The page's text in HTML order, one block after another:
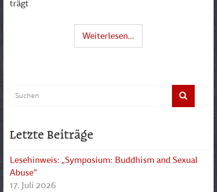
trägt
Weiterlesen…
Letzte Beiträge
Lesehinweis: „Symposium: Buddhism and Sexual
Abuse“
17. Juli 2026